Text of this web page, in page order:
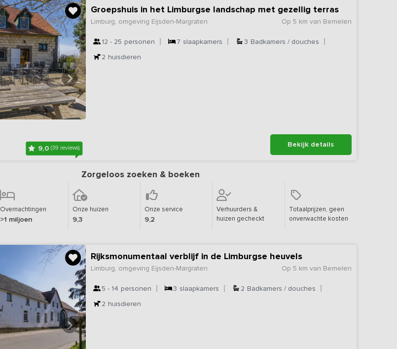
9,0(39 reviews)
Groepshuis in het Limburgse landschap met gezellig terras
Op 5 km van Bemelen
Limburg, omgeving Eijsden-Margraten
12 - 25 personen 7 slaapkamers 3 Badkamers / douches
2 huisdieren
Bekijk details
Zorgeloos zoeken & boeken
Overnachtingen
>1 miljoen
Onze huizen
9,3
Onze service
9,2
Verhuurders &
huizen gecheckt
Totaalprijzen, geen
onverwachte kosten
Rijksmonumentaal verblijf in de Limburgse heuvels
Op 5 km van Bemelen
Limburg, omgeving Eijsden-Margraten
5 - 14 personen 3 slaapkamers 2 Badkamers / douches
2 huisdieren